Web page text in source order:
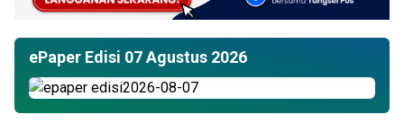
ePaper Edisi 07 Agustus 2026